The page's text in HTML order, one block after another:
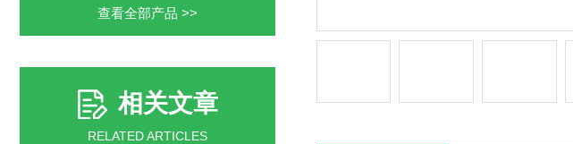
查看全部产品 >>
相关文章
RELATED ARTICLES